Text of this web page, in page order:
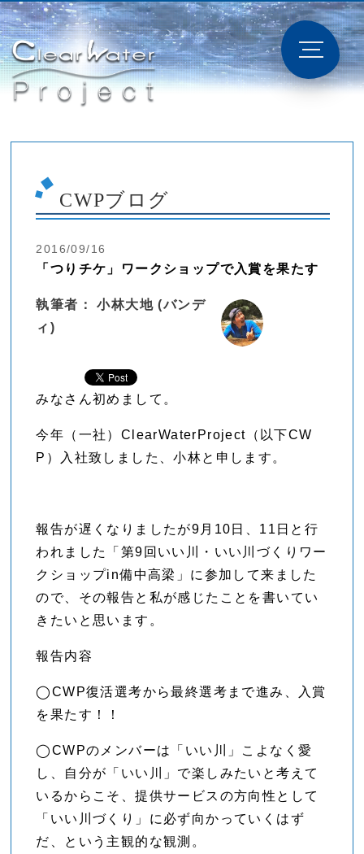
CWPブログ
2016/09/16
「つりチケ」ワークショップで入賞を果たす
執筆者： 小林大地 (バンデ
ィ)
みなさん初めまして。
今年（一社）ClearWaterProject（以下CW
P）入社致しました、小林と申します。
報告が遅くなりましたが9月10日、11日と行
われました「第9回いい川・いい川づくりワー
クショップin備中高梁」に参加して来ました
ので、その報告と私が感じたことを書いてい
きたいと思います。
報告内容
◯CWP復活選考から最終選考まで進み、入賞
を果たす！！
◯CWPのメンバーは「いい川」こよなく愛
し、自分が「いい川」で楽しみたいと考えて
いるからこそ、提供サービスの方向性として
「いい川づくり」に必ず向かっていくはず
だ、という主観的な観測。